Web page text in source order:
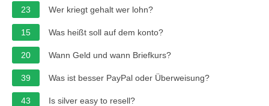
23 Wer kriegt gehalt wer lohn?
15 Was heißt soll auf dem konto?
20 Wann Geld und wann Briefkurs?
39 Was ist besser PayPal oder Überweisung?
43 Is silver easy to resell?